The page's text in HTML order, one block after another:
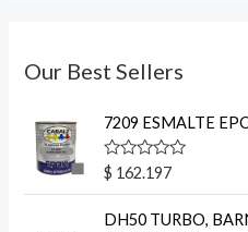
Our Best Sellers
7209 ESMALTE
V
a
o
$ 162.197
DH50 TURBO,